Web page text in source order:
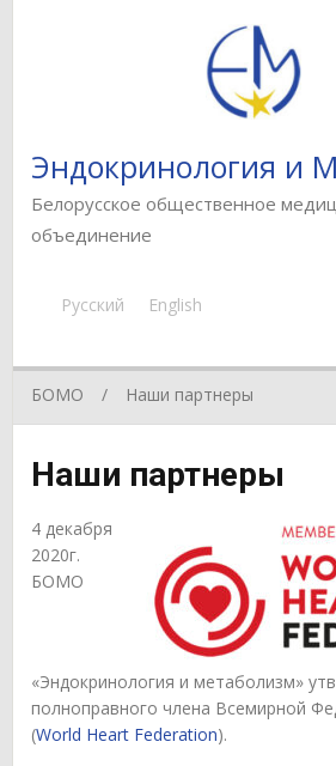
Эндокринология и
Белорусское общественное
объединение
Русский English
БОМО Наши партнеры
Наши партнеры
4 декабря
2020г.
БОМО
«Эндокринология и метаболизм»
полноправного члена Всемирной
(World Heart Federation).